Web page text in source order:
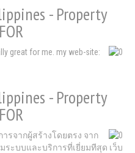
- Property
great for me. my web-site:
- Property
รจากผู้สร้างโดยตรง จาก
ระบบและบริการที่เยี่ยมทีสุด เว็บ